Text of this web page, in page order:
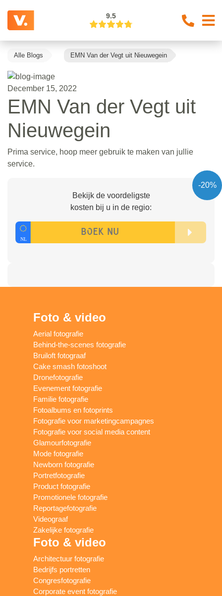
9.5
Alle Blogs EMN Van der Vegt uit Nieuwegein
December 15, 2022
EMN Van der Vegt uit
Nieuwegein
Prima service, hoop meer gebruik te maken van jullie
service.
-20%
Bekijk de voordeligste
kosten bij u in de regio:
Foto & video
Aerial fotografie
Behind-the-scenes fotografie
Bruiloft fotograaf
Cake smash fotoshoot
Dronefotografie
Evenement fotografie
Familie fotografie
Fotoalbums en fotoprints
Fotografie voor marketingcampagnes
Fotografie voor social media content
Glamourfotografie
Mode fotografie
Newborn fotografie
Portretfotografie
Product fotografie
Promotionele fotografie
Reportagefotografie
Videograaf
Zakelijke fotografie
Foto & video
Architectuur fotografie
Bedrijfs portretten
Congresfotografie
Corporate event fotografie